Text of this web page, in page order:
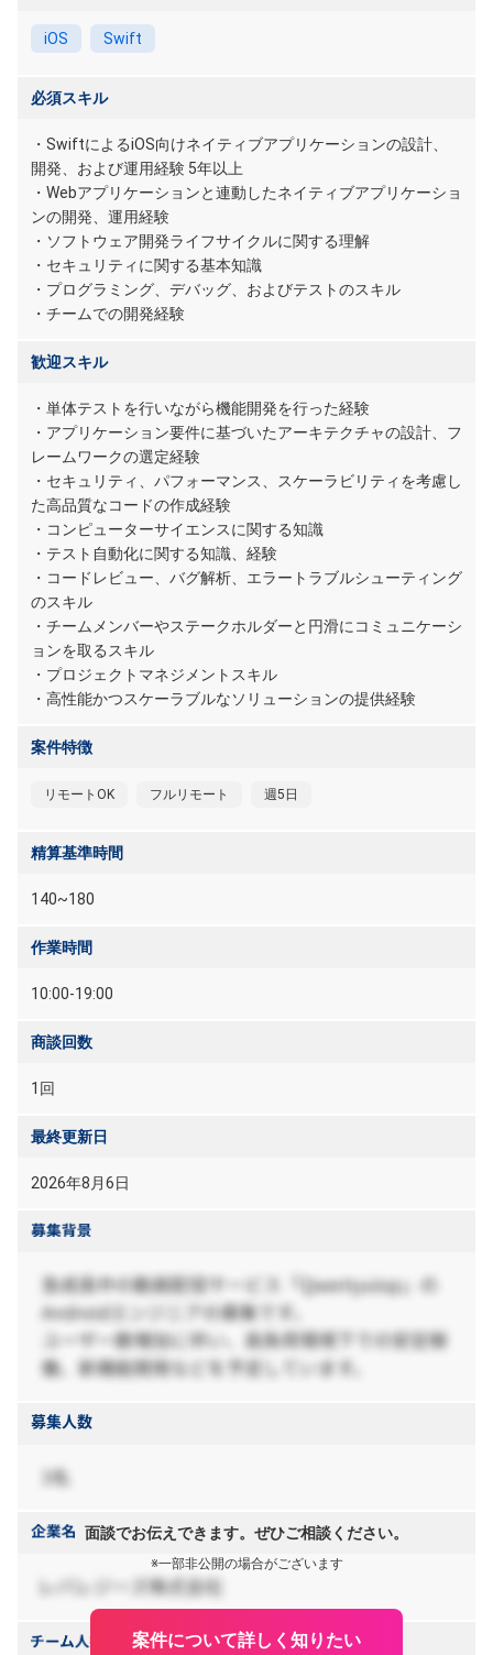
iOS Swift
必須スキル
・SwiftによるiOS向けネイティブアプリケーションの設計、
開発、および運用経験 5年以上
・Webアプリケーションと連動したネイティブアプリケーショ
ンの開発、運用経験
・ソフトウェア開発ライフサイクルに関する理解
・セキュリティに関する基本知識
・プログラミング、デバッグ、およびテストのスキル
・チームでの開発経験
歓迎スキル
・単体テストを行いながら機能開発を行った経験
・アプリケーション要件に基づいたアーキテクチャの設計、フ
レームワークの選定経験
・セキュリティ、パフォーマンス、スケーラビリティを考慮し
た高品質なコードの作成経験
・コンピューターサイエンスに関する知識
・テスト自動化に関する知識、経験
・コードレビュー、バグ解析、エラートラブルシューティング
のスキル
・チームメンバーやステークホルダーと円滑にコミュニケーシ
ョンを取るスキル
・プロジェクトマネジメントスキル
・高性能かつスケーラブルなソリューションの提供経験
案件特徴
リモートOK フルリモート 週5日
精算基準時間
140~180
作業時間
10:00-19:00
商談回数
1回
最終更新日
2026年8月6日
面談でお伝えできます。ぜひご相談ください。
※一部非公開の場合がございます
案件について詳しく知りたい